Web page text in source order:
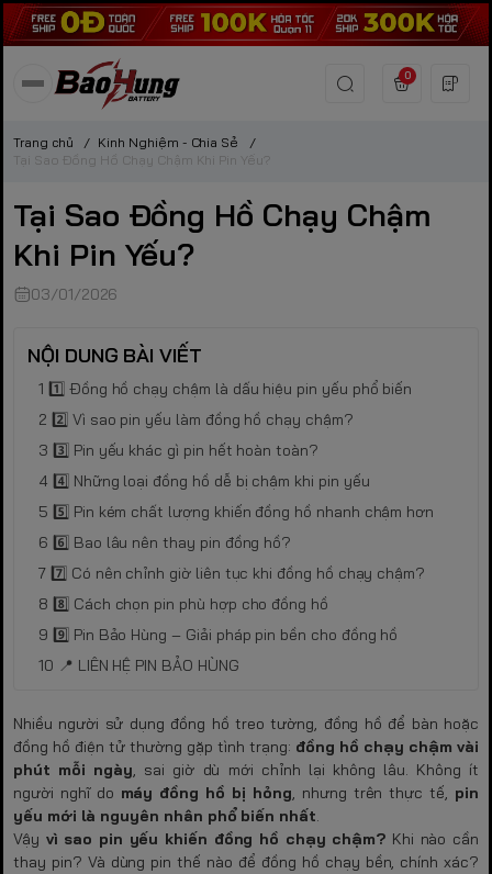
0
Trang chủ / Kinh Nghiệm - Chia Sẻ
/
Tại Sao Đồng Hồ Chạy Chậm Khi Pin Yếu?
Tại Sao Đồng Hồ Chạy Chậm
Khi Pin Yếu?
03/01/2026
NỘI DUNG BÀI VIẾT
1️⃣ Đồng hồ chạy chậm là dấu hiệu pin yếu phổ biến
2️⃣ Vì sao pin yếu làm đồng hồ chạy chậm?
3️⃣ Pin yếu khác gì pin hết hoàn toàn?
4️⃣ Những loại đồng hồ dễ bị chậm khi pin yếu
5️⃣ Pin kém chất lượng khiến đồng hồ nhanh chậm hơn
6️⃣ Bao lâu nên thay pin đồng hồ?
7️⃣ Có nên chỉnh giờ liên tục khi đồng hồ chạy chậm?
8️⃣ Cách chọn pin phù hợp cho đồng hồ
9️⃣ Pin Bảo Hùng – Giải pháp pin bền cho đồng hồ
📍 LIÊN HỆ PIN BẢO HÙNG
Nhiều người sử dụng đồng hồ treo tường, đồng hồ để bàn hoặc
đồng hồ điện tử thường gặp tình trạng: đồng hồ chạy chậm vài
phút mỗi ngày, sai giờ dù mới chỉnh lại không lâu. Không ít
người nghĩ do máy đồng hồ bị hỏng, nhưng trên thực tế, pin
yếu mới là nguyên nhân phổ biến nhất.
Vậy vì sao pin yếu khiến đồng hồ chạy chậm? Khi nào cần
thay pin? Và dùng pin thế nào để đồng hồ chạy bền, chính xác?